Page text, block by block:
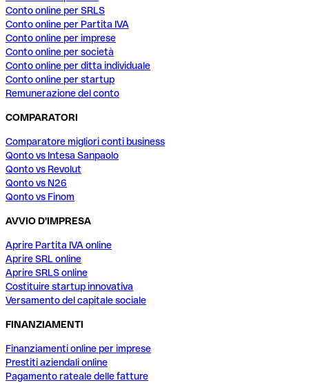
Conto online per SRLS
Conto online per Partita IVA
Conto online per imprese
Conto online per società
Conto online per ditta individuale
Conto online per startup
Remunerazione del conto
COMPARATORI
Comparatore migliori conti business
Qonto vs Intesa Sanpaolo
Qonto vs Revolut
Qonto vs N26
Qonto vs Finom
AVVIO D'IMPRESA
Aprire Partita IVA online
Aprire SRL online
Aprire SRLS online
Costituire startup innovativa
Versamento del capitale sociale
FINANZIAMENTI
Finanziamenti online per imprese
Prestiti aziendali online
Pagamento rateale delle fatture